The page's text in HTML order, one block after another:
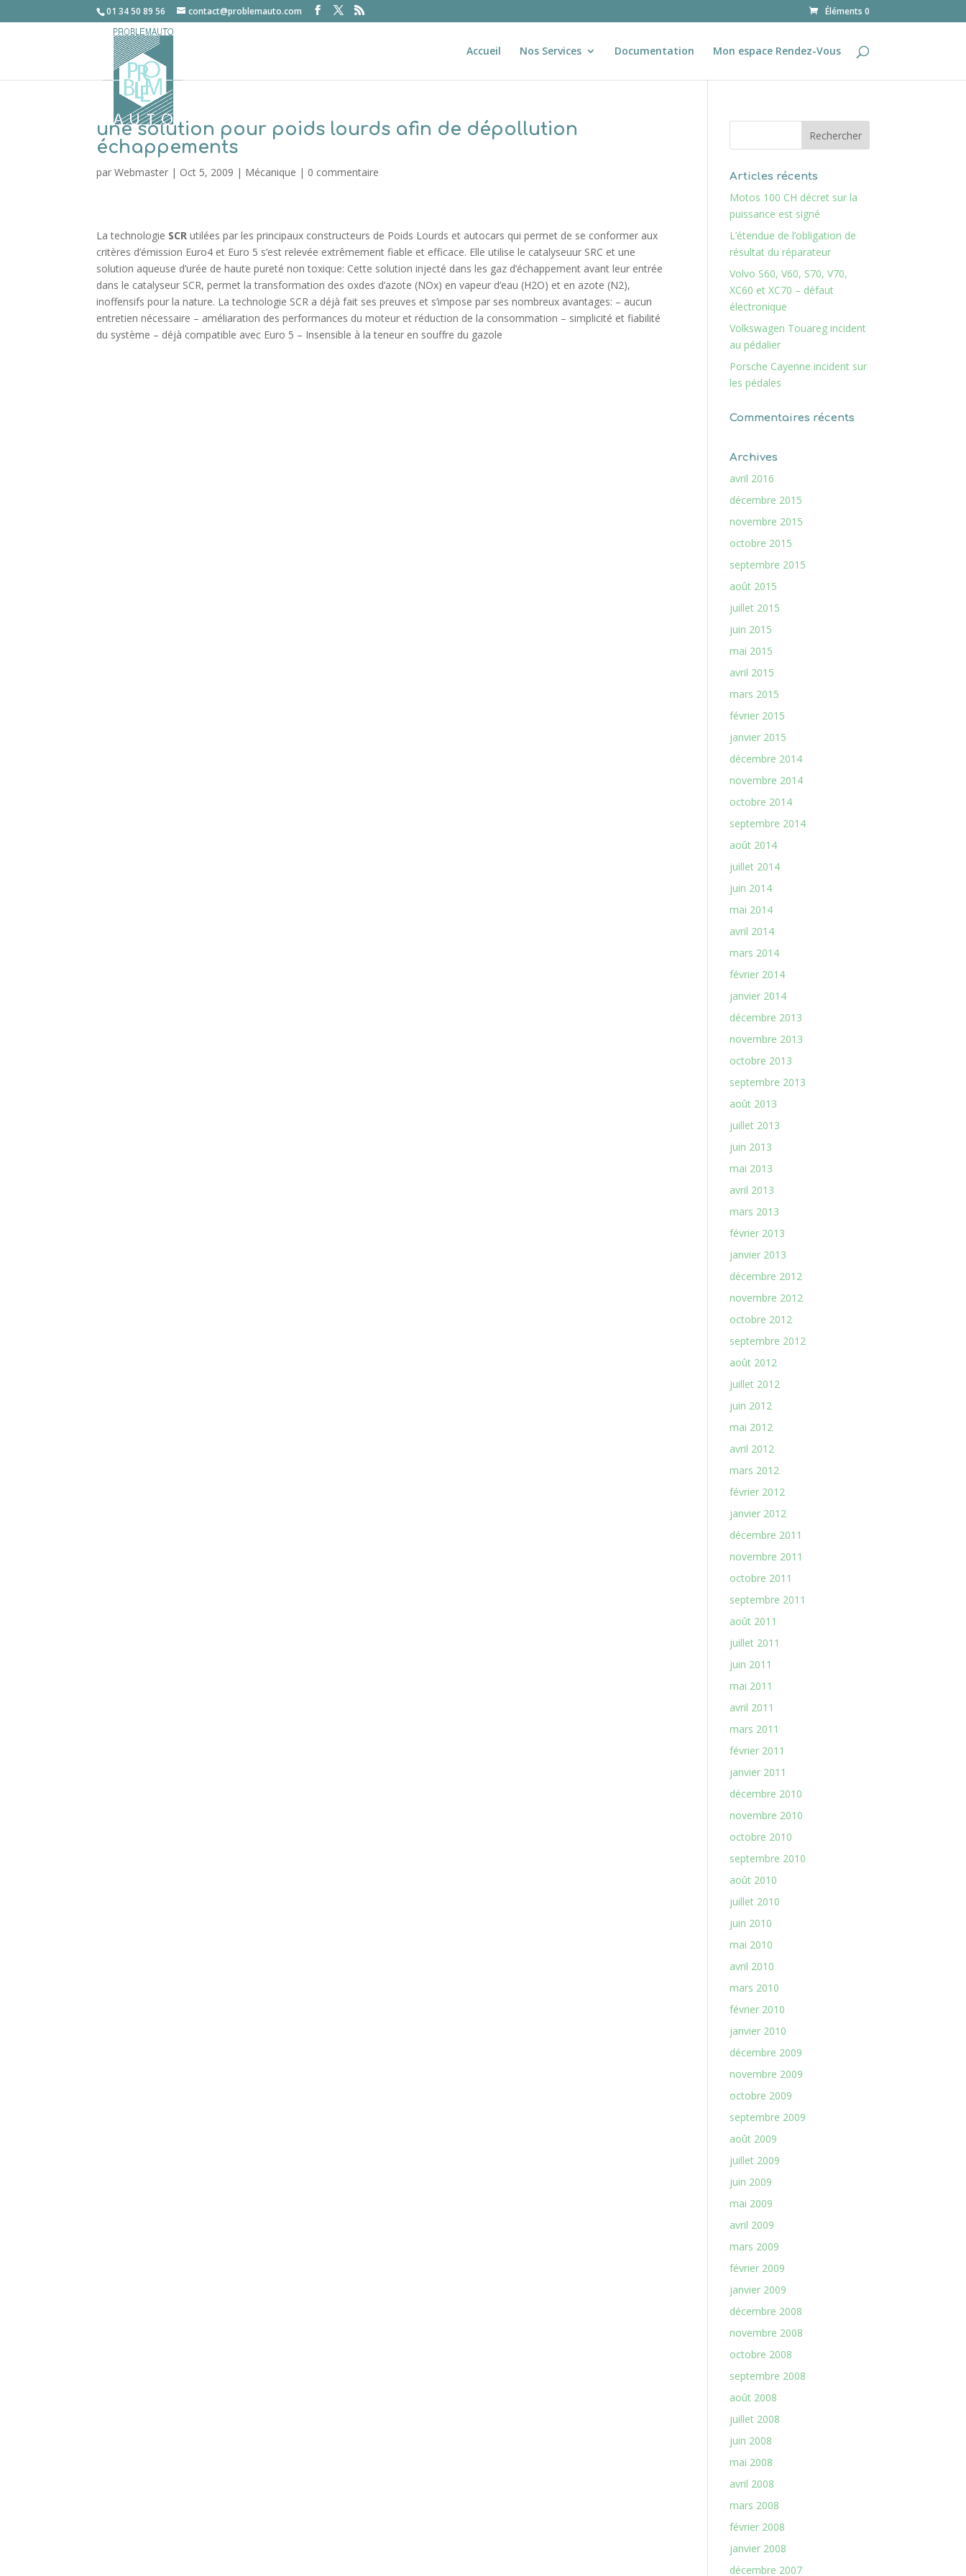
01 34 50 89 56 contact@problemauto.com Éléments 0
Accueil Nos Services Documentation Mon espace Rendez-Vous
une solution pour poids lourds afin de dépollution
échappements
parWebmaster | Oct 5, 2009 | Mécanique | 0 commentaire
La technologie SCR utilées par les principaux constructeurs de Poids Lourds et autocars qui permet de se conformer aux
critères d’émission Euro4 et Euro 5 s’est relevée extrêmement fiable et efficace. Elle utilise le catalyseuur SRC et une
solution aqueuse d’urée de haute pureté non toxique: Cette solution injecté dans les gaz d’échappement avant leur entrée
dans le catalyseur SCR, permet la transformation des oxdes d’azote (NOx) en vapeur d’eau (H2O) et en azote (N2),
inoffensifs pour la nature. La technologie SCR a déjà fait ses preuves et s’impose par ses nombreux avantages: – aucun
entretien nécessaire – améliaration des performances du moteur et réduction de la consommation – simplicité et fiabilité
du système – déjà compatible avec Euro 5 – Insensible à la teneur en souffre du gazole
Articles récents
Motos 100 CH décret sur la
puissance est signé
L’étendue de l’obligation de
résultat du réparateur
Volvo S60, V60, S70, V70,
XC60 et XC70 – défaut
électronique
Volkswagen Touareg incident
au pédalier
Porsche Cayenne incident sur
les pédales
Commentaires récents
Archives
avril 2016
décembre 2015
novembre 2015
octobre 2015
septembre 2015
août 2015
juillet 2015
juin 2015
mai 2015
avril 2015
mars 2015
février 2015
janvier 2015
décembre 2014
novembre 2014
octobre 2014
septembre 2014
août 2014
juillet 2014
juin 2014
mai 2014
avril 2014
mars 2014
février 2014
janvier 2014
décembre 2013
novembre 2013
octobre 2013
septembre 2013
août 2013
juillet 2013
juin 2013
mai 2013
avril 2013
mars 2013
février 2013
janvier 2013
décembre 2012
novembre 2012
octobre 2012
septembre 2012
août 2012
juillet 2012
juin 2012
mai 2012
avril 2012
mars 2012
février 2012
janvier 2012
décembre 2011
novembre 2011
octobre 2011
septembre 2011
août 2011
juillet 2011
juin 2011
mai 2011
avril 2011
mars 2011
février 2011
janvier 2011
décembre 2010
novembre 2010
octobre 2010
septembre 2010
août 2010
juillet 2010
juin 2010
mai 2010
avril 2010
mars 2010
février 2010
janvier 2010
décembre 2009
novembre 2009
octobre 2009
septembre 2009
août 2009
juillet 2009
juin 2009
mai 2009
avril 2009
mars 2009
février 2009
janvier 2009
décembre 2008
novembre 2008
octobre 2008
septembre 2008
août 2008
juillet 2008
juin 2008
mai 2008
avril 2008
mars 2008
février 2008
janvier 2008
décembre 2007